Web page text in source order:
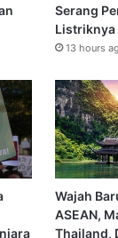
Serang
Listriknya
13 hours
Wajah
ASEAN,
Thailand,